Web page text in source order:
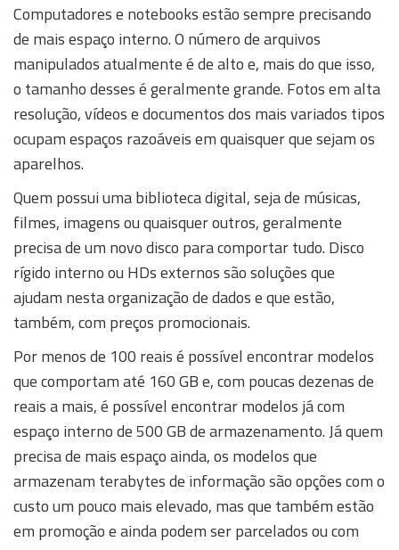
Computadores e notebooks estão sempre precisando
de mais espaço interno. O número de arquivos
manipulados atualmente é de alto e, mais do que isso,
o tamanho desses é geralmente grande. Fotos em alta
resolução, vídeos e documentos dos mais variados tipos
ocupam espaços razoáveis em quaisquer que sejam os
aparelhos.
Quem possui uma biblioteca digital, seja de músicas,
filmes, imagens ou quaisquer outros, geralmente
precisa de um novo disco para comportar tudo. Disco
rígido interno ou HDs externos são soluções que
ajudam nesta organização de dados e que estão,
também, com preços promocionais.
Por menos de 100 reais é possível encontrar modelos
que comportam até 160 GB e, com poucas dezenas de
reais a mais, é possível encontrar modelos já com
espaço interno de 500 GB de armazenamento. Já quem
precisa de mais espaço ainda, os modelos que
armazenam terabytes de informação são opções com o
custo um pouco mais elevado, mas que também estão
em promoção e ainda podem ser parcelados ou com